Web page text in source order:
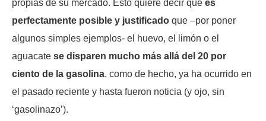
propias de su mercado. Esto quiere decir que es
perfectamente posible y justificado que –por poner
algunos simples ejemplos- el huevo, el limón o el
aguacate se disparen mucho más allá del 20 por
ciento de la gasolina, como de hecho, ya ha ocurrido en
el pasado reciente y hasta fueron noticia (y ojo, sin
‘gasolinazo’).